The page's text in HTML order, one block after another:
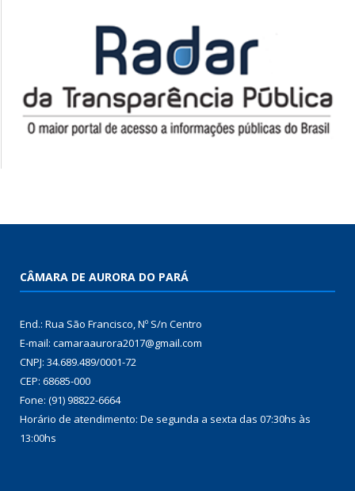
CÂMARA DE AURORA DO PARÁ
End.: Rua São Francisco, Nº S/n Centro
E-mail: camaraaurora2017@gmail.com
CNPJ: 34.689.489/0001-72
CEP: 68685-000
Fone: (91) 98822-6664
Horário de atendimento: De segunda a sexta das 07:30hs às
13:00hs